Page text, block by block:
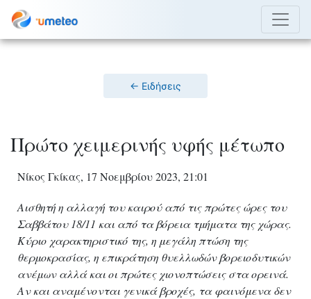
← Ειδήσεις
Πρώτο χειμερινής υφής μέτωπο
Νίκος Γκίκας, 17 Νοεμβρίου 2023, 21:01
Αισθητή η αλλαγή του καιρού από τις πρώτες ώρες του
Σαββάτου 18/11 και από τα βόρεια τμήματα της χώρας.
Κύριο χαρακτηριστικό της, η μεγάλη πτώση της
θερμοκρασίας, η επικράτηση θυελλωδών βορειοδυτικών
ανέμων αλλά και οι πρώτες χιονοπτώσεις στα ορεινά.
Αν και αναμένονται γενικά βροχές, τα φαινόμενα δεν